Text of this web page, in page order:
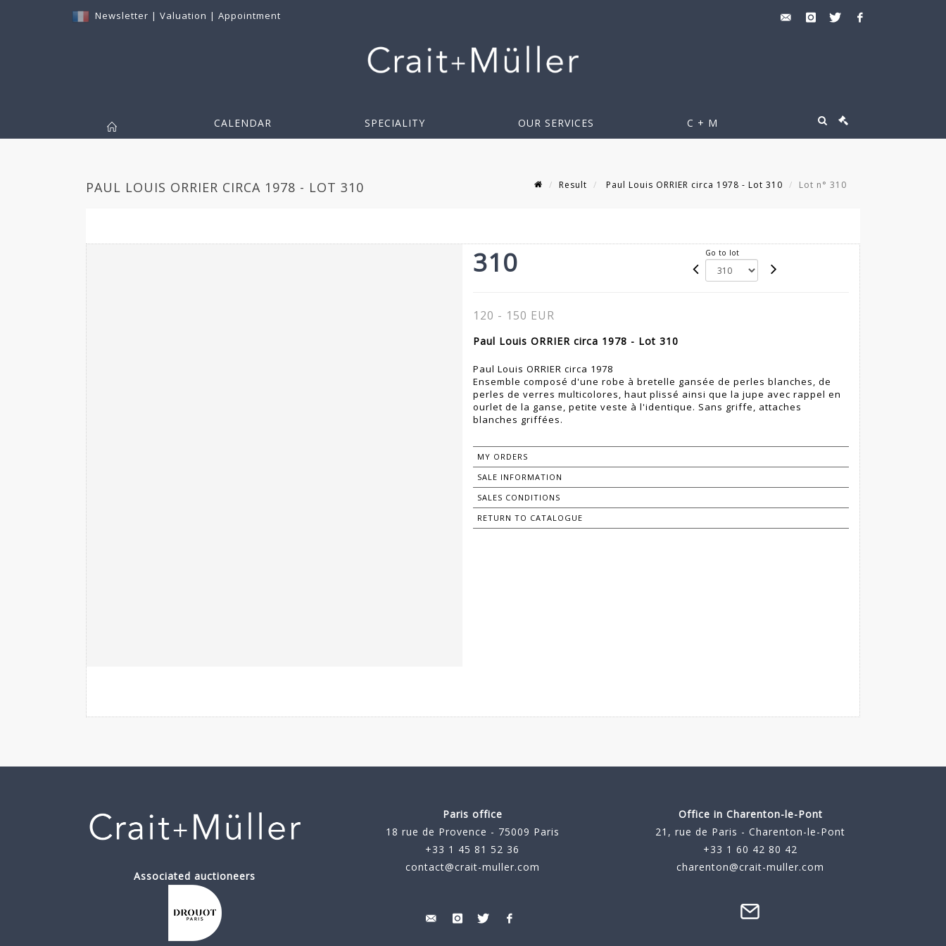
Newsletter | Valuation | Appointment
CALENDAR SPECIALITY OUR SERVICES C + M
PAUL LOUIS ORRIER CIRCA 1978 - LOT 310 Result Paul Louis ORRIER circa 1978 - Lot 310 Lot n° 310
310 Go to lot
120 - 150 EUR
Paul Louis ORRIER circa 1978 - Lot 310
Paul Louis ORRIER circa 1978
Ensemble composé d'une robe à bretelle gansée de perles blanches, de
perles de verres multicolores, haut plissé ainsi que la jupe avec rappel en
ourlet de la ganse, petite veste à l'identique. Sans griffe, attaches
blanches griffées.
MY ORDERS
SALE INFORMATION
SALES CONDITIONS
RETURN TO CATALOGUE
Associated auctioneers
Paris office
18 rue de Provence - 75009 Paris
+33 1 45 81 52 36
contact@crait-muller.com
Office in Charenton-le-Pont
21, rue de Paris - Charenton-le-Pont
+33 1 60 42 80 42
charenton@crait-muller.com